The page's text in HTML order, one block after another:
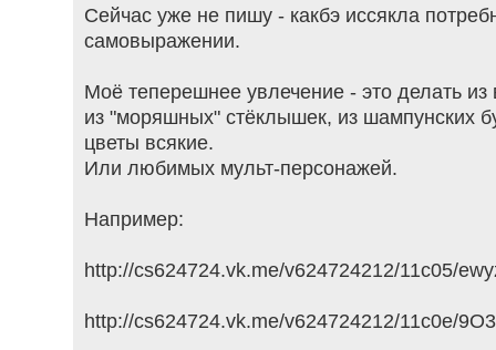
Сейчас уже не пишу - какбэ иссякла
самовыражении.
Моё теперешнее увлечение - это делать из
из "моряшных" стёклышек, из шампунских
цветы всякие.
Или любимых мульт-персонажей.
Например:
http://cs624724.vk.me/v624724212/11c05/
http://cs624724.vk.me/v624724212/11c0e/